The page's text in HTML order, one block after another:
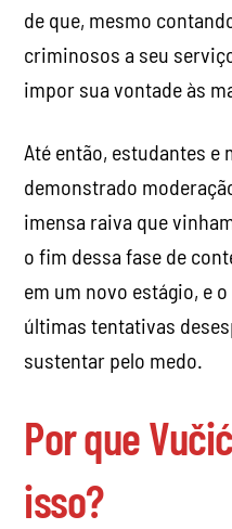
de que, mesmo
criminosos a seu
impor sua vontade às
Até então, estudantes e
demonstrado
imensa raiva que
o fim dessa fase de
em um novo estágio, e
últimas tentativas
sustentar pelo medo.
Por que
isso?